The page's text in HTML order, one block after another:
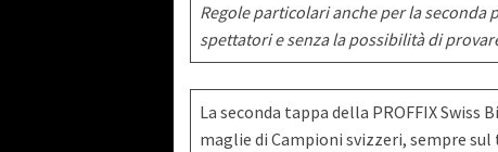
Regole particolari anche per la seconda
spettatori e senza la possibilità di
La seconda tappa della PROFFIX Swiss
maglie di Campioni svizzeri, sempre